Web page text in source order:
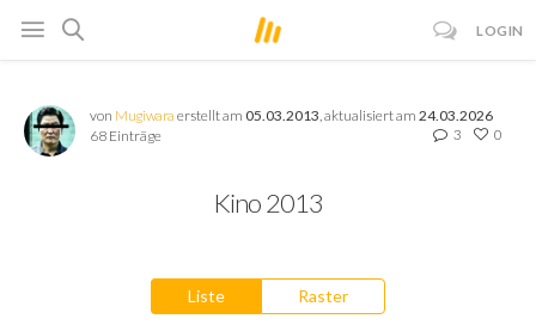
LOGIN
von Mugiwara erstellt am 05.03.2013 , aktualisiert am24.03.2026
68 Einträge
3 0
Kino 2013
Liste Raster